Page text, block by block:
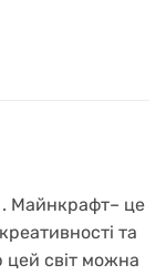
. Майнкрафт– це
та
цей світ можна